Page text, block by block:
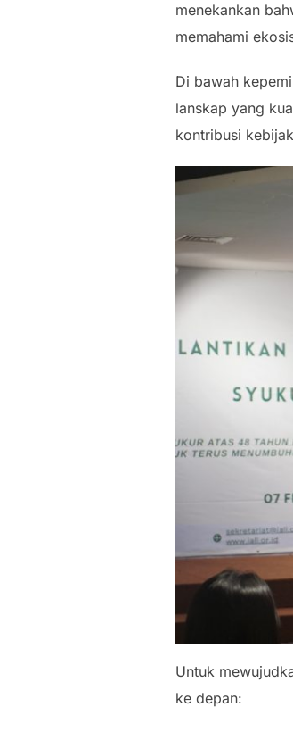
menekankan
memahami
Di bawah
lanskap yang
kontribusi
Untuk
ke depan: